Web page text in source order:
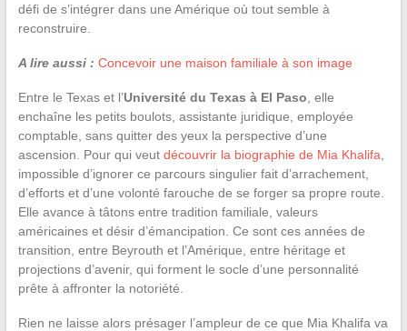
défi de s’intégrer dans une Amérique où tout semble à
reconstruire.
A lire aussi : Concevoir une maison familiale à son image
Entre le Texas et l’Université du Texas à El Paso , elle
enchaîne les petits boulots, assistante juridique, employée
comptable, sans quitter des yeux la perspective d’une
ascension. Pour qui veut découvrir la biographie de Mia Khalifa
impossible d’ignorer ce parcours singulier fait d’arrachement,
d’efforts et d’une volonté farouche de se forger sa propre route.
Elle avance à tâtons entre tradition familiale, valeurs
américaines et désir d’émancipation. Ce sont ces années de
transition, entre Beyrouth et l’Amérique, entre héritage et
projections d’avenir, qui forment le socle d’une personnalité
prête à affronter la notoriété.
Rien ne laisse alors présager l’ampleur de ce que Mia Khalifa va